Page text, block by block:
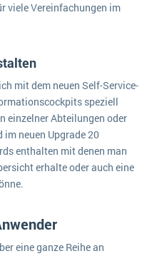
viele Vereinfachungen im
mit dem neuen Self-Service-
speziell
einzelner Abteilungen oder
neuen Upgrade 20
enthalten mit denen man
erhalte oder auch eine
eine ganze Reihe an